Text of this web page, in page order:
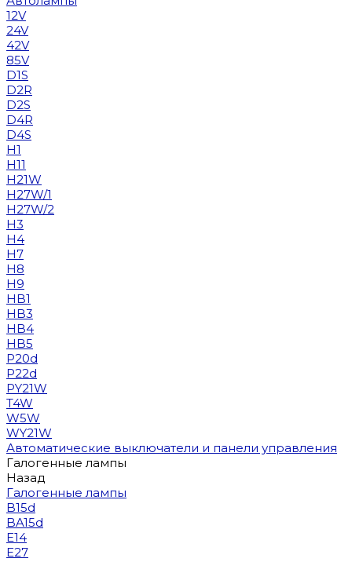
12V
24V
42V
85V
D1S
D2R
D2S
D4R
D4S
H1
H11
H21W
H27W/1
H27W/2
H3
H4
H7
H8
H9
HB1
HB3
HB4
HB5
P20d
P22d
PY21W
T4W
W5W
WY21W
Автоматические выключатели и панели управления
Галогенные лампы
Назад
Галогенные лампы
B15d
BA15d
E14
E27